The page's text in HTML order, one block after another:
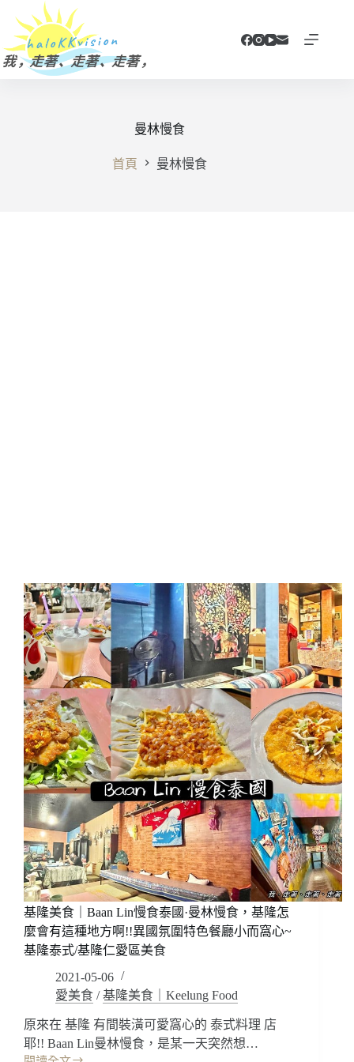
主
要
曼林慢食
首頁 曼林慢食
基隆美食｜Baan Lin慢食泰國·曼林慢食，基隆怎
麼會有這種地方啊!!異國氛圍特色餐廳小而窩心~
基隆泰式/基隆仁愛區美食
2021-05-06
愛美食 /基隆美食｜Keelung Food
原來在 基隆 有間裝潢可愛窩心的 泰式料理 店
耶!! Baan Lin曼林慢食，是某一天突然想…